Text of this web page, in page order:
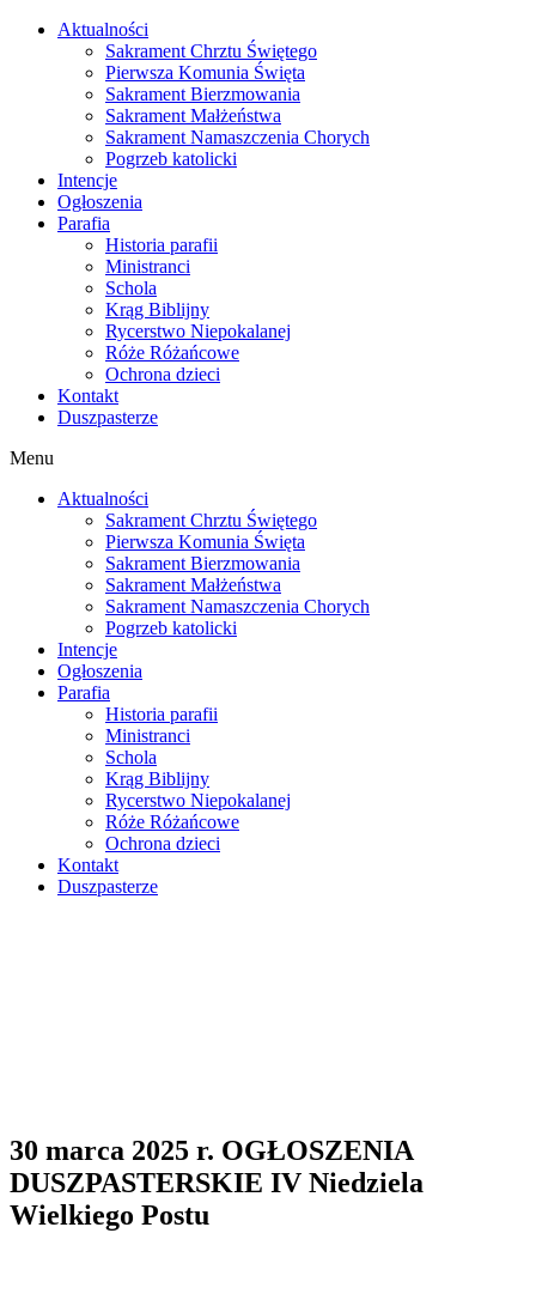
Skip
Aktualności
Sakrament Chrztu Świętego
Pierwsza Komunia Święta
Sakrament Bierzmowania
Sakrament Małżeństwa
Sakrament Namaszczenia Chorych
Pogrzeb katolicki
Intencje
Ogłoszenia
Parafia
Historia parafii
Ministranci
Schola
Krąg Biblijny
Rycerstwo Niepokalanej
Róże Różańcowe
Ochrona dzieci
Kontakt
Duszpasterze
Menu
Aktualności
Sakrament Chrztu Świętego
Pierwsza Komunia Święta
Sakrament Bierzmowania
Sakrament Małżeństwa
Sakrament Namaszczenia Chorych
Pogrzeb katolicki
Intencje
Ogłoszenia
Parafia
Historia parafii
Ministranci
Schola
Krąg Biblijny
Rycerstwo Niepokalanej
Róże Różańcowe
Ochrona dzieci
Kontakt
Duszpasterze
30 marca 2025 r. OGŁOSZENIA
DUSZPASTERSKIE IV Niedziela
Wielkiego Postu